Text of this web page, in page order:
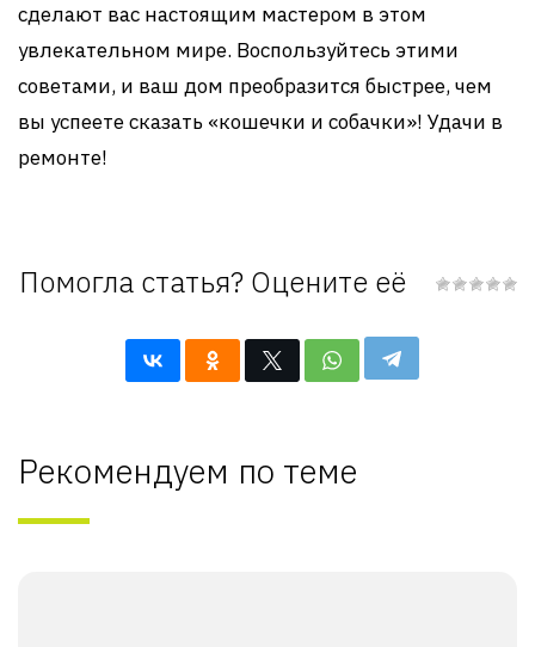
сделают вас настоящим мастером в этом
увлекательном мире. Воспользуйтесь этими
советами, и ваш дом преобразится быстрее, чем
вы успеете сказать «кошечки и собачки»! Удачи в
ремонте!
Помогла статья? Оцените её
Рекомендуем по теме